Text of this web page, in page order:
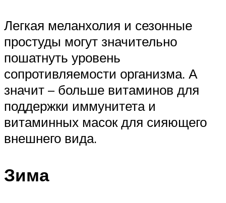
Легкая меланхолия и сезонные
простуды могут значительно
пошатнуть уровень
сопротивляемости организма. А
значит – больше витаминов для
поддержки иммунитета и
витаминных масок для сияющего
внешнего вида.
Зима